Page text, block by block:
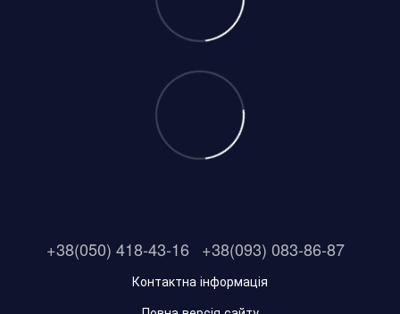
+38(050) 418-43-16 +38(093) 083-86-87
Контактна інформація